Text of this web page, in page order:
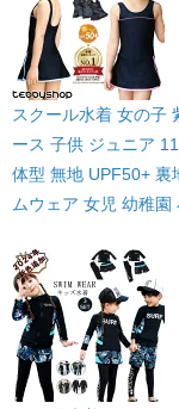
スクール水着 女の子
ース 子供 ジュニア
体型 無地 UPF50+ 裏
ムウェア 女児 幼稚